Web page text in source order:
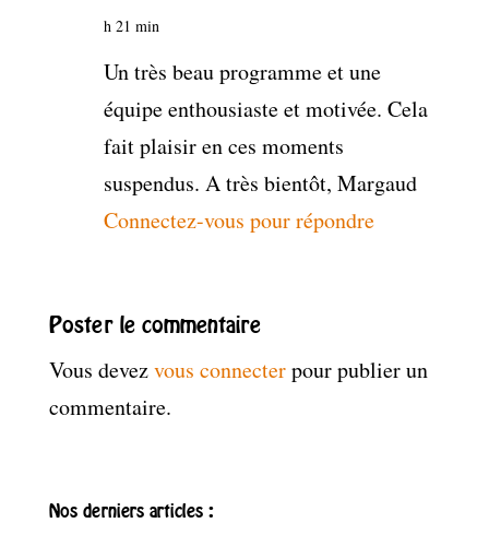
h 21 min
Un très beau programme et une
équipe enthousiaste et motivée. Cela
fait plaisir en ces moments
suspendus. A très bientôt, Margaud
Connectez-vous pour répondre
Poster le commentaire
Vous devezvous connecterpour publier un
commentaire.
Nos derniers articles :